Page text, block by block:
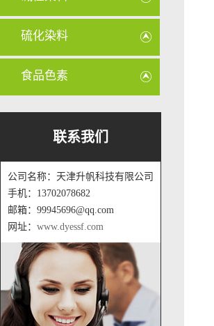
硫化染料
食品色素
联系我们
公司名称：天津升帆科技有限公司
手机：13702078682
邮箱：99945696@qq.com
网址： www.dyessf.com